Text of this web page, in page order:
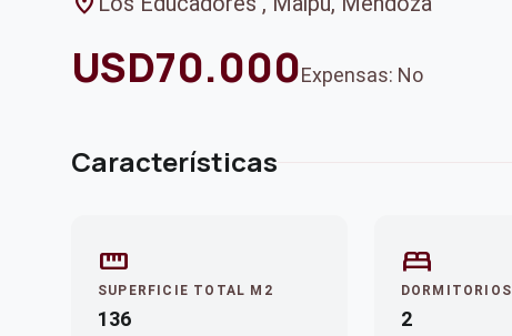
USD70.000Expensas: No
Características
straighten
SUPERFICIE TOTAL M2
136
bed
DORMITORIOS
2